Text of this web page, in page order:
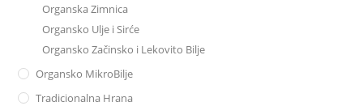
Organska Zimnica
Organsko Ulje i Sirće
Organsko Začinsko i Lekovito Bilje
Organsko MikroBilje
Tradicionalna Hrana